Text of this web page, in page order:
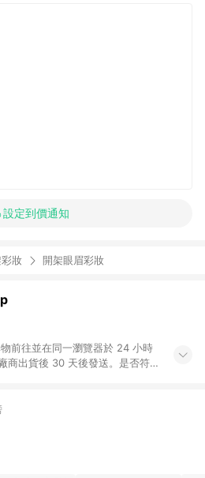
設定到價通知
妝 開架眼眉彩妝
前往並在同一瀏覽器於 24 小時
商出貨後 30 天後發送。​是否符
邊)/家電視聽/運動戶外/母嬰用
購物通知」之官方帳號訊息通